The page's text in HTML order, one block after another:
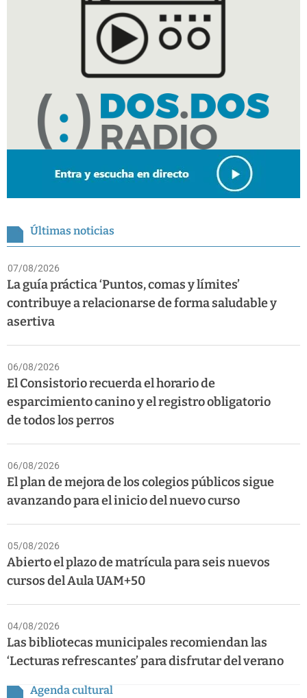
Últimas noticias
07/08/2026
La guía práctica ‘Puntos, comas y límites’
contribuye a relacionarse de forma saludable y
asertiva
06/08/2026
El Consistorio recuerda el horario de
esparcimiento canino y el registro obligatorio
de todos los perros
06/08/2026
El plan de mejora de los colegios públicos sigue
avanzando para el inicio del nuevo curso
05/08/2026
Abierto el plazo de matrícula para seis nuevos
cursos del Aula UAM+50
04/08/2026
Las bibliotecas municipales recomiendan las
‘Lecturas refrescantes’ para disfrutar del verano
Agenda cultural